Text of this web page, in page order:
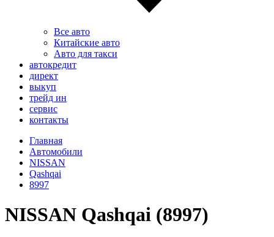
Все авто
Китайские авто
Авто для такси
автокредит
директ
выкуп
трейд ин
сервис
контакты
Главная
Автомобили
NISSAN
Qashqai
8997
NISSAN Qashqai (8997)